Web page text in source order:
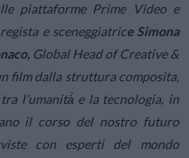
piattaforme Prime Video e
e sceneggiatrice Simona
Global Head of Creative &
film dalla struttura composita,
l’umanità̀ e la tecnologia, in
il corso del nostro futuro
con esperti del mondo